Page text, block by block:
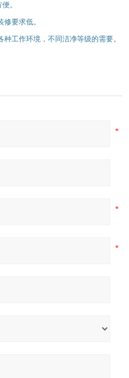
。
要求低。
工作环境，不同洁净等级的需要。